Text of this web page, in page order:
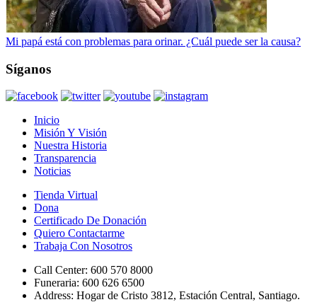
Mi papá está con problemas para orinar. ¿Cuál puede ser la causa?
Síganos
Inicio
Misión Y Visión
Nuestra Historia
Transparencia
Noticias
Tienda Virtual
Dona
Certificado De Donación
Quiero Contactarme
Trabaja Con Nosotros
Call Center: 600 570 8000
Funeraria: 600 626 6500
Address: Hogar de Cristo 3812, Estación Central, Santiago.